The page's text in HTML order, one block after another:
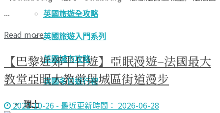
英國旅遊全攻略
英國旅遊入門系列
英國城市攻略
英國多日遊行程
瑞士
...
Read more
【巴黎近郊半日遊】亞眠漫遊–法國最大
教堂亞眠大教堂與城區街道漫步
2022-10-26 - 最近更新時間： 2026-06-28